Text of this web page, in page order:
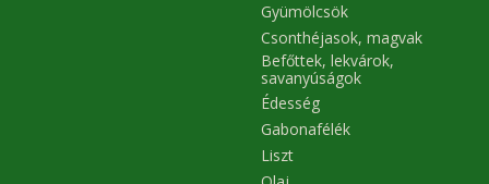
Gyümölcsök
Csonthéjasok, magvak
Befőttek, lekvárok,
savanyúságok
Édesség
Gabonafélék
Liszt